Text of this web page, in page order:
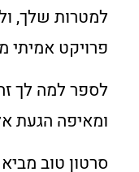
למטרות שלך,
פרויקט אמיתי
לספר למה לך
ומאיפה הגעת
סרטון טוב